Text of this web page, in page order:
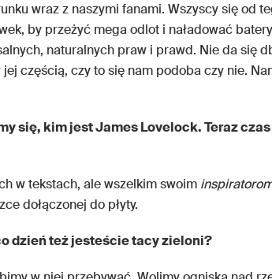
wraz z naszymi fanami. Wszyscy się od
by przeżyć mega odlot i naładować
naturalnych praw i prawd. Nie da się
częścią, czy to się nam podoba czy nie.
się, kim jest James Lovelock. Teraz
w tekstach, ale wszelkim swoim
dołączonej do płyty.
dzień też jesteście tacy zieloni?